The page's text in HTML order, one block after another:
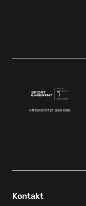
UNTERSTÜTZT DEN DBB
Kontakt